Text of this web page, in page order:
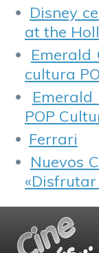
Disney
at the
Emerald
cultura
POP
Ferrari
Nuevos
«Disfrutar